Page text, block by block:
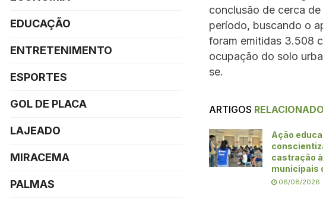
conclusão de cerca
período, buscando o
foram emitidas 3.508
ocupação do solo
se.
ARTIGOS
Ação
castração
municipais
06/08/2026
EDUCAÇÃO
ENTRETENIMENTO
ESPORTES
GOL DE PLACA
LAJEADO
MIRACEMA
PALMAS